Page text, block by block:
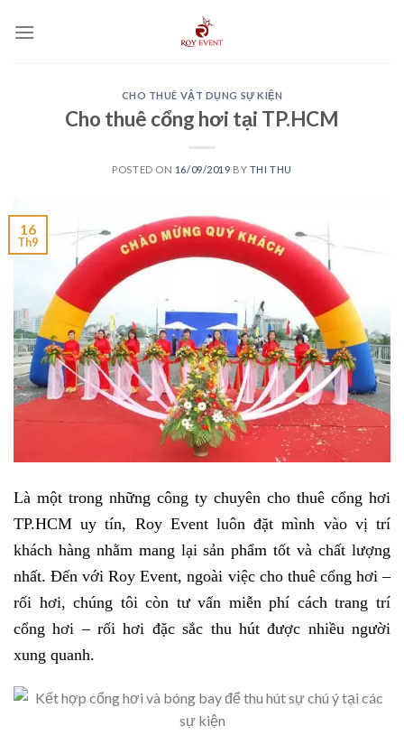
CHO THUÊ VẬT DỤNG SỰ KIỆN
Cho thuê cổng hơi tại TP.HCM
POSTED ON 16/09/2019 BY THI THU
16
Th9
Là một trong những công ty chuyên cho thuê cổng hơi
TP.HCM uy tín, Roy Event luôn đặt mình vào vị trí
khách hàng nhằm mang lại sản phẩm tốt và chất lượng
nhất. Đến với Roy Event, ngoài việc cho thuê cổng hơi –
rối hơi, chúng tôi còn tư vấn miễn phí cách trang trí
cổng hơi – rối hơi đặc sắc thu hút được nhiều người
xung quanh.